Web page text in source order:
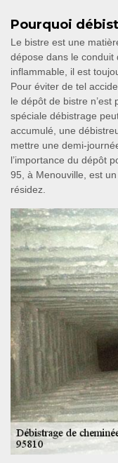
Pourquoi
Le bistre est une
dépose dans le
inflammable, il est
Pour éviter de tel
le dépôt de bistre
spéciale débistrage
accumulé, une
mettre une demi-
l’importance du dépôt
95, à Menouville, est
résidez.